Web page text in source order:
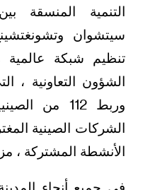
التنمية المنسقة
سيتشوان
تنظيم شبكة عالمية
الشركات الصينية
الأنشطة المشتركة ،